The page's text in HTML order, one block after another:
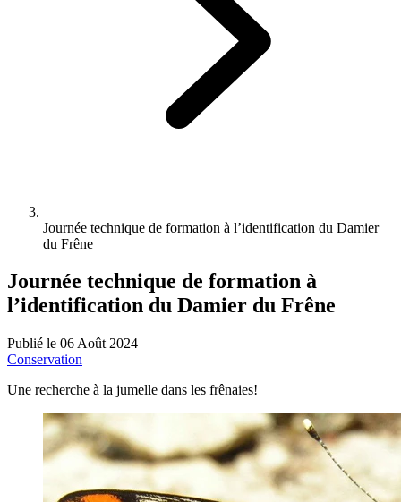
Journée technique de formation à l’identification du Damier
du Frêne
Journée technique de formation à
l’identification du Damier du Frêne
Publié le 06 Août 2024
Conservation
Une recherche à la jumelle dans les frênaies!